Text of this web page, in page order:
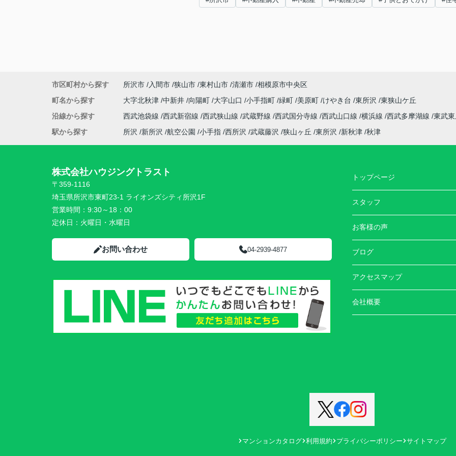
市区町村から探す 所沢市 入間市 狭山市 東村山市 清瀬市 相模原市中央区
町名から探す
大字北秋津 中新井 向陽町 大字山口 小手指町 緑町 美原町 けやき台 東所沢
東狭山ケ丘
沿線から探す
西武池袋線 西武新宿線 西武狭山線 武蔵野線 西武国分寺線 西武山口線 横浜線 西武多摩湖線 東武
駅から探す
所沢 新所沢 航空公園 小手指 西所沢 武蔵藤沢 狭山ヶ丘 東所沢 新秋津 秋津
株式会社ハウジングトラスト
〒359-1116
埼玉県所沢市東町23-1 ライオンズシティ所沢1F
営業時間： 9:30～18：00
定休日： 火曜日・水曜日
お問い合わせ 04-2939-4877
トップページ
スタッフ
お客様の声
ブログ
アクセスマップ
会社概要
マンションカタログ 利用規約 プライバシーポリシー サイトマップ